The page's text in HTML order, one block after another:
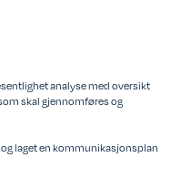
analyse med oversikt
skal gjennomføres og
laget en kommunikasjonsplan